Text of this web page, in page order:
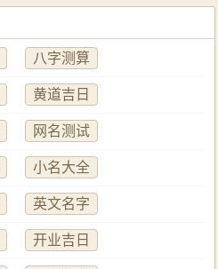
八字测算
黄道吉日
网名测试
小名大全
英文名字
开业吉日